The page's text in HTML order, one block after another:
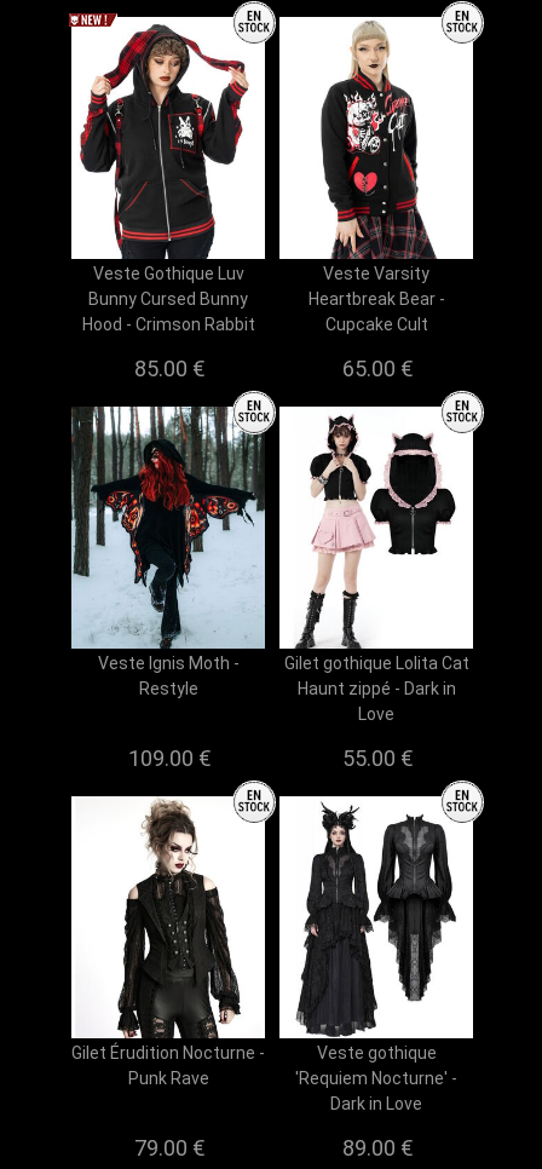
Veste Gothique Luv
Bunny Cursed Bunny
Hood - Crimson Rabbit
85.00 €
Veste Varsity
Heartbreak Bear -
Cupcake Cult
65.00 €
Veste Ignis Moth -
Restyle
109.00 €
Gilet gothique Lolita Cat
Haunt zippé - Dark in
Love
55.00 €
Gilet Érudition Nocturne -
Punk Rave
79.00 €
Veste gothique
'Requiem Nocturne' -
Dark in Love
89.00 €